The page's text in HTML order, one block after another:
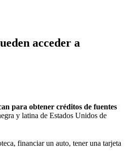
acceder a
para obtener créditos de fuentes
y latina de Estados Unidos de
financiar un auto, tener una tarjeta